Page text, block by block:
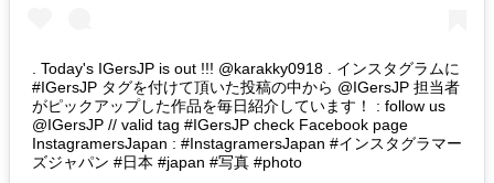
. Today's IGersJP is out !!! @karakky0918 . インスタグラムに
#IGersJP タグを付けて頂いた投稿の中から @IGersJP 担当者
がピックアップした作品を毎日紹介しています！ : follow us
@IGersJP // valid tag #IGersJP check Facebook page
InstagramersJapan : #InstagramersJapan #インスタグラマー
ズジャパン #日本 #japan #写真 #photo